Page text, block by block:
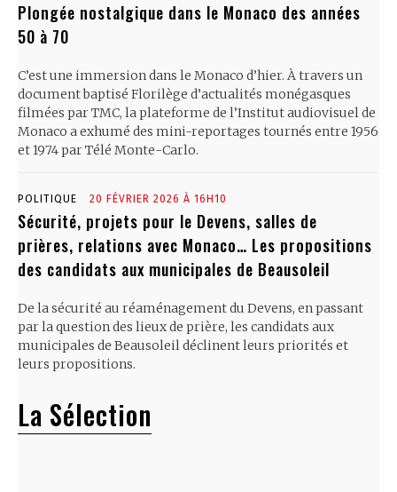
Plongée nostalgique dans le Monaco des années
50 à 70
C’est une immersion dans le Monaco d’hier. À travers un
document baptisé Florilège d’actualités monégasques
filmées par TMC, la plateforme de l’Institut audiovisuel de
Monaco a exhumé des mini-reportages tournés entre 1956
et 1974 par Télé Monte-Carlo.
POLITIQUE 20 FÉVRIER 2026 À 16H10
Sécurité, projets pour le Devens, salles de
prières, relations avec Monaco… Les propositions
des candidats aux municipales de Beausoleil
De la sécurité au réaménagement du Devens, en passant
par la question des lieux de prière, les candidats aux
municipales de Beausoleil déclinent leurs priorités et
leurs propositions.
La Sélection